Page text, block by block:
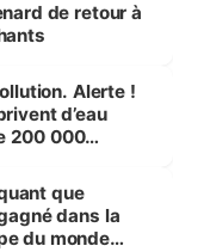
de retour à
Alerte !
d’eau
200 000
que
dans la
du monde